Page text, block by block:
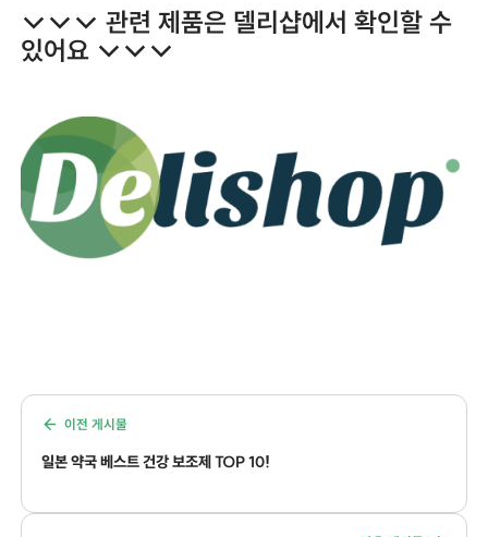
↓↓↓ 관련 제품은 델리샵에서 확인할 수
있어요 ↓↓↓
이전 게시물
일본 약국 베스트 건강 보조제 TOP 10!